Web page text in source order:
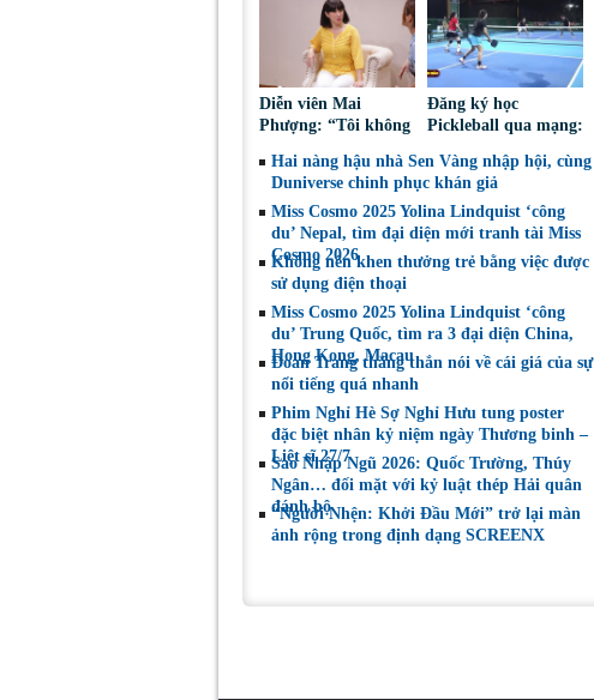
Diễn viên Mai
Phượng: “Tôi không
những gì mình đã
chọn”
Đăng ký học
Pickleball qua mạng:
đoạt tài sản
Hai nàng hậu nhà Sen Vàng nhập hội, cùng
Duniverse chinh phục khán giả
Miss Cosmo 2025 Yolina Lindquist ‘công
du’ Nepal, tìm đại diện mới tranh tài Miss
Cosmo 2026
Không nên khen thưởng trẻ bằng việc được
sử dụng điện thoại
Miss Cosmo 2025 Yolina Lindquist ‘công
du’ Trung Quốc, tìm ra 3 đại diện China,
Hong Kong, Macau
Đoan Trang thẳng thắn nói về cái giá của sự
nổi tiếng quá nhanh
Phim Nghỉ Hè Sợ Nghỉ Hưu tung poster
đặc biệt nhân kỷ niệm ngày Thương binh –
Liệt sĩ 27/7
Sao Nhập Ngũ 2026: Quốc Trường, Thúy
Ngân… đối mặt với kỷ luật thép Hải quân
đánh bộ
“Người Nhện: Khởi Đầu Mới” trở lại màn
ảnh rộng trong định dạng SCREENX